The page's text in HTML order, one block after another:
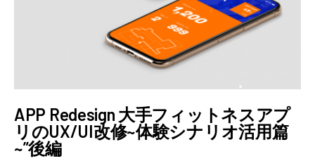
APP Redesign 大手フィットネスアプ
リのUX/UI改修~体験シナリオ活用篇
~”後編